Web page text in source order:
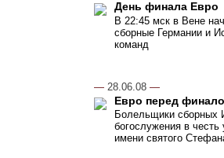
День финала Евро
В 22:45 мск в Вене
сборные Германии и
команд
—28.06.08 —
Евро перед
Болельщики сборных
богослужения в
имени святого